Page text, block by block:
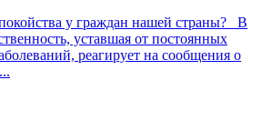
у граждан нашей страны? В
уставшая от постоянных
реагирует на сообщения о